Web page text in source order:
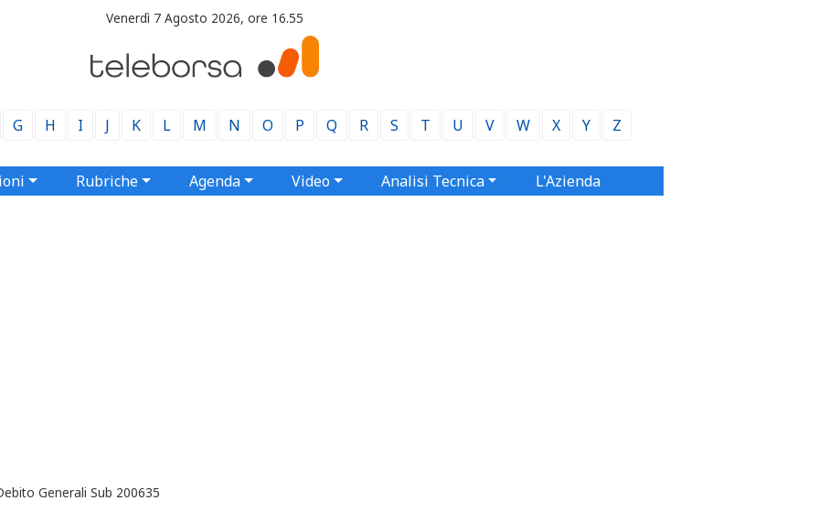
Venerdì 7 Agosto 2026, ore 16.55
G H I J K L M N O P Q R S T U V W X Y Z
Rubriche Agenda Video Analisi Tecnica L'Azienda
Generali Sub 200635